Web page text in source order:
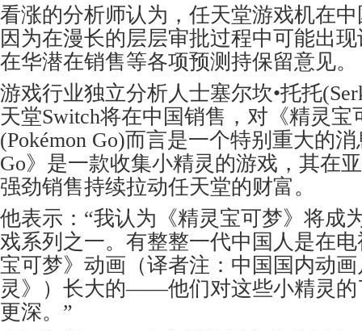
看涨的分析师认为，任天堂游戏机在
因为在漫长的层层审批过程中可能出
在华潜在销售等各项预测持保留意见。
游戏行业独立分析人士塞尔坎•托托
天堂Switch将在中国销售，对《精灵宝
(Pokémon Go)而言是一个特别重大的
Go》是一款收集小精灵的游戏，其在
强劲销售持续拉动任天堂的财富。
他表示：“我认为《精灵宝可梦》将成
戏系列之一。有整整一代中国人是在
宝可梦》动画（译者注：中国国内动
灵》）长大的——他们对这些小精灵的
更深。”